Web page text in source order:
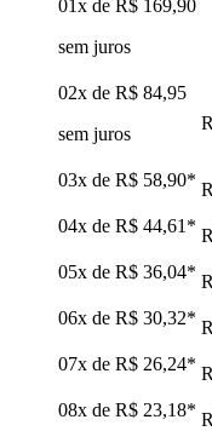
01x de R$ 169,90
sem juros
02x de R$ 84,95
sem juros
03x de R$ 58,90*
04x de R$ 44,61 *
05x de R$ 36,04*
06x de R$ 30,32*
07x de R$ 26,24*
08x de R$ 23,18*